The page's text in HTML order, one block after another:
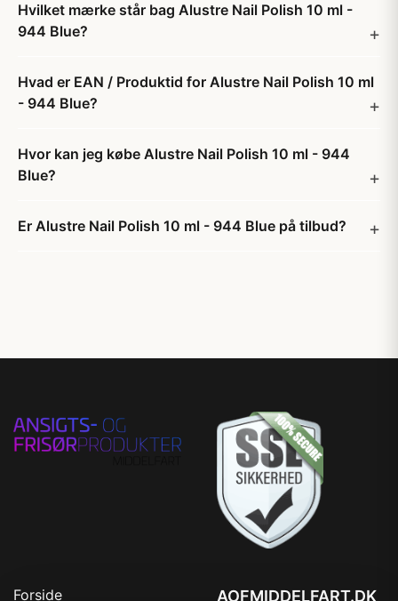
Hvilket mærke står bag Alustre Nail Polish 10 ml -
944 Blue?
Hvad er EAN / Produktid for Alustre Nail Polish 10 ml
- 944 Blue?
Hvor kan jeg købe Alustre Nail Polish 10 ml - 944
Blue?
Er Alustre Nail Polish 10 ml - 944 Blue på tilbud?
Forside AOFMIDDELFART.DK